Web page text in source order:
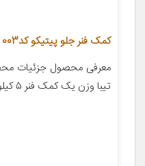
کمک فنر جلو پیتیکو کد003
معرفی محصول جزئیات
تیبا وزن یک کمک فنر ۵ کیلوگرم تعداد ۱ جنس فولاد […]